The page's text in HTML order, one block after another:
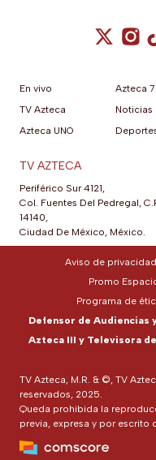
En vivo
TV Azteca
Azteca UNO
Azteca 7
Noticias
TV AZTECA
Periférico Sur 4121,
Col. Fuentes Del Pedregal,
14140,
Ciudad De México, México.
TV Azteca, M.R. & ©, TV
reservados, 2025.
Queda prohibida la
previa, expresa y por escrito
Aviso de privacidad
Promo
Programa de
Defensor de Audiencias
Azteca III y Televisora